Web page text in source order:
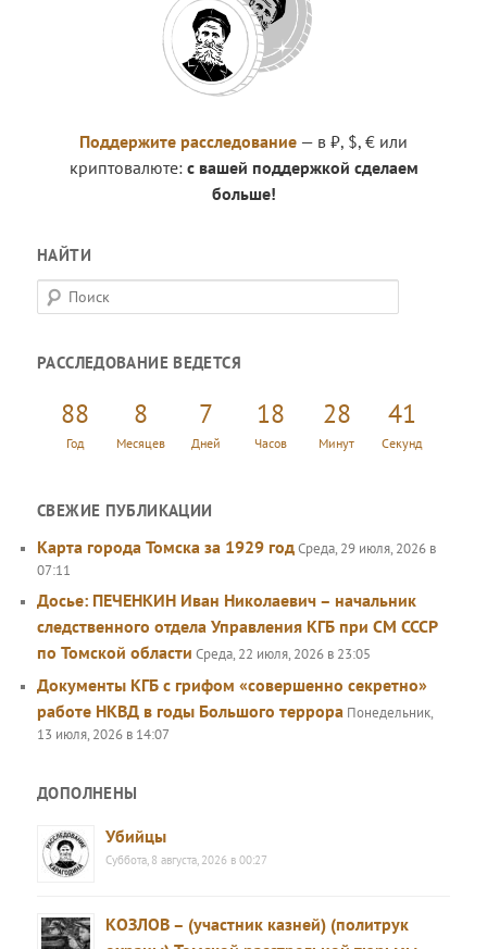
Поддержите расследование — в ₽, $, € или
криптовалюте: с вашей поддержкой сделаем
больше!
НАЙТИ
П
о
с
РАССЛЕДОВАНИЕ ВЕДЕТСЯ
88
Год
8
Месяцев
7
Дней
18
Часов
28
Минут
42
Секунд
СВЕЖИЕ ПУБЛИКАЦИИ
Карта города Томска за 1929 годСреда, 29 июля, 2026 в
07:11
Досье: ПЕЧЕНКИН Иван Николаевич – начальник
следственного отдела Управления КГБ при СМ СССР
по Томской области Среда, 22 июля, 2026 в 23:05
Документы КГБ с грифом «совершенно секретно»
работе НКВД в годы Большого террора Понедельник,
13 июля, 2026 в 14:07
ДОПОЛНЕНЫ
Убийцы
Суббота, 8 августа, 2026 в 00:27
КОЗЛОВ – (участник казней) (политрук